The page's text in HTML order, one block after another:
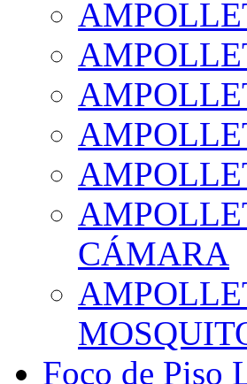
CÁMARA
Foco de Piso